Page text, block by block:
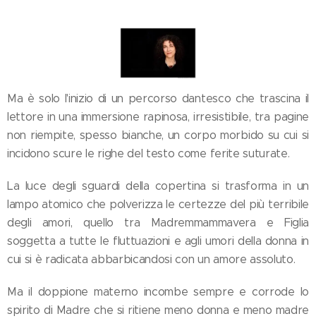
Ma è solo l'inizio di un percorso dantesco che trascina il
lettore in una immersione rapinosa, irresistibile, tra pagine
non riempite, spesso bianche, un corpo morbido su cui si
incidono scure le righe del testo come ferite suturate.
La luce degli sguardi della copertina si trasforma in un
lampo atomico che polverizza le certezze del più terribile
degli amori, quello tra Madremmammavera e Figlia
soggetta a tutte le fluttuazioni e agli umori della donna in
cui si è radicata abbarbicandosi con un amore assoluto.
Ma il doppione materno incombe sempre e corrode lo
spirito di Madre che si ritiene meno donna e meno madre